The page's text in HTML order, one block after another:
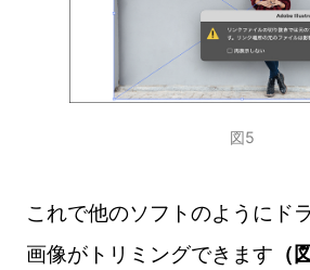
図5
これで他のソフトのようにド
画像がトリミングできます （